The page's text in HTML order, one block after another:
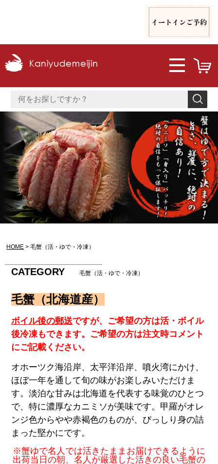
HOME 毛蟹（活・ゆで・冷凍）
CATEGORY 毛蟹（活・ゆで・冷凍）
毛蟹（北海道産）
ボイル後の郵送ですが、ご希望の方は活・ボイル
後冷凍もできます。ご希望の方は注文時コメント
にご記載ください。
オホーツク海沿岸、太平洋沿岸、噴火湾にかけ、
ほぼ一年を通して旬の味がお楽しみいただけま
す。淡泊な甘みは北海道を代表する味覚のひとつ
で、特に濃厚なカニミソが美味です。甲羅がオレ
ンジ色からやや赤褐色のものが、びっしり身の詰
まった堅かにです。
※蟹ゆで名人では活きたままお届けできるように
出荷当日の朝、名人が厳選した活きの良い毛蟹の